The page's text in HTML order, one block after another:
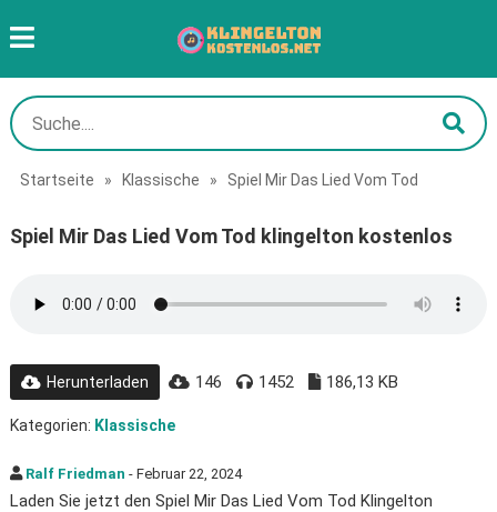
Startseite » Klassische » Spiel Mir Das Lied Vom Tod
Spiel Mir Das Lied Vom Tod klingelton kostenlos
Herunterladen 146 1452 186,13 KB
Kategorien: Klassische
Ralf Friedman - Februar 22, 2024
Laden Sie jetzt den Spiel Mir Das Lied Vom Tod Klingelton